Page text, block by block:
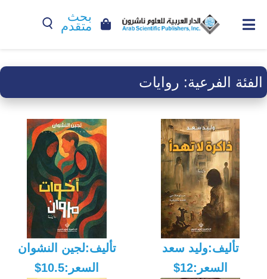
بحث
متقدم
الفئة الفرعية: روايات
تأليف:وليد سعد
السعر:12$
تأليف:لجين النشوان
السعر:10.5$